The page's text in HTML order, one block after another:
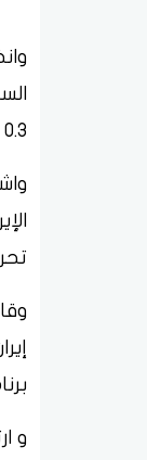
0.3 بالمئة إلى 4504.40 دولار.
و